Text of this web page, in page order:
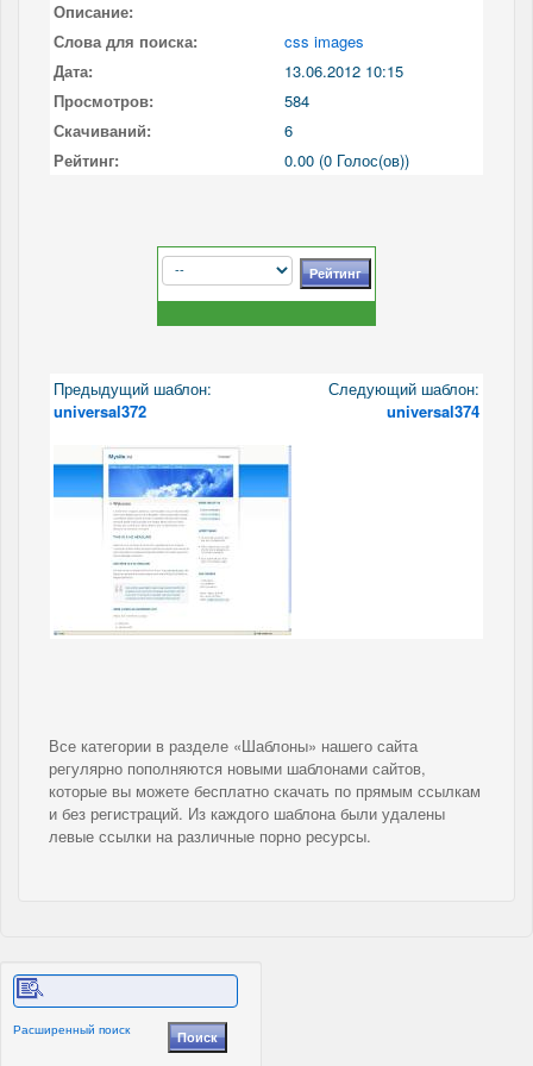
Описание:
Слова для поиска:
css images
Дата:
13.06.2012 10:15
Просмотров:
584
Скачиваний:
6
Рейтинг:
0.00 (0 Голос(ов))
Предыдущий шаблон:
universal372
Следующий шаблон:
universal374
Все категории в разделе «Шаблоны» нашего сайта
регулярно пополняются новыми шаблонами сайтов,
которые вы можете бесплатно скачать по прямым ссылкам
и без регистраций. Из каждого шаблона были удалены
левые ссылки на различные порно ресурсы.
Расширенный поиск